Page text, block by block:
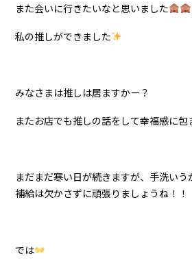
また会いに行きたいなと思いました
私の推しができました
みなさまは推しは居ますかー？
またお店でも推しの話をして幸福感に包
まだまだ寒い日が続きますが、手洗い
補給は欠かさずに頑張りましょうね！！
では